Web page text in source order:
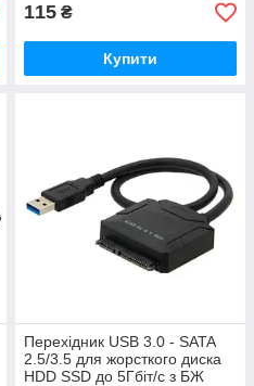
115 ₴
Купити
Перехідник USB 3.0 - SATA
2.5/3.5 для жорсткого диска
HDD SSD до 5Гбіт/с з БЖ